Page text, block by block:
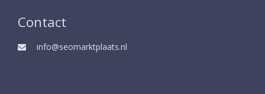
Contact
info@seomarktplaats.nl